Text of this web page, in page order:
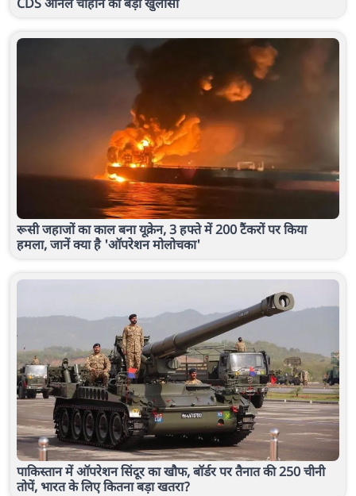
रूसी जहाजों का काल बना यूक्रेन, 3 हफ्ते में 200 टैंकरों पर किया
हमला, जानें क्या है 'ऑपरेशन मोलोचका'
पाकिस्तान में ऑपरेशन सिंदूर का खौफ, बॉर्डर पर तैनात की 250 चीनी
तोपें, भारत के लिए कितना बड़ा खतरा?